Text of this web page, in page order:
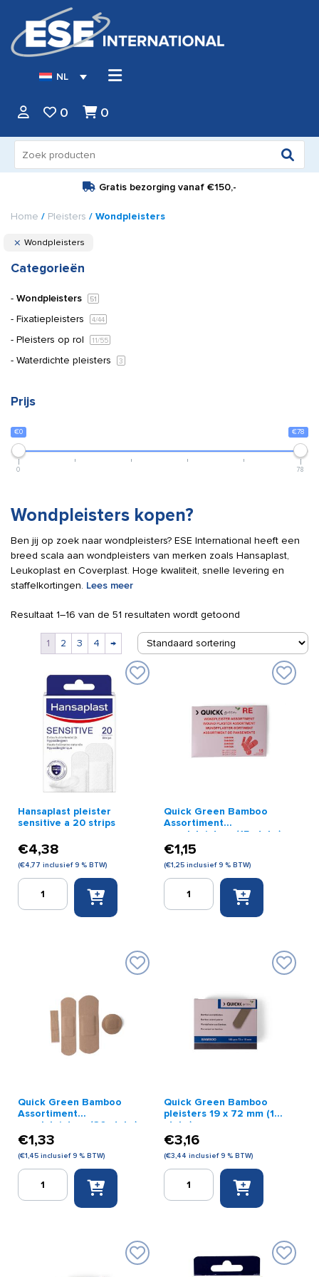
NL
0 0
naar:
Gratis bezorging vanaf €150,-
Home / Pleisters / Wondpleisters
Wondpleisters
Categorieën
Wondpleisters 51
Fixatiepleisters 4/44
Pleisters op rol 11/55
Waterdichte pleisters 3
Prijs
€0 €78
0 78
Wondpleisters kopen?
Ben jij op zoek naar wondpleisters? ESE International heeft een
breed scala aan wondpleisters van merken zoals Hansaplast,
Leukoplast en Coverplast. Hoge kwaliteit, snelle levering en
staffelkortingen. Lees meer
Resultaat 1–16 van de 51 resultaten wordt getoond
1 2 3 4 →
Hansaplast pleister
sensitive a 20 strips
€4,38
(€4,77 inclusief 9 % BTW)
Hansaplast
pleister
Quick Green Bamboo
Assortiment
wondpleisters (15 stuks)
€1,15
(€1,25 inclusief 9 % BTW)
Quick
Green
Quick Green Bamboo
Assortiment
wondpleisters (30 stuks)
€1,33
(€1,45 inclusief 9 % BTW)
Quick
Green
Quick Green Bamboo
pleisters 19 x 72 mm (100
stuks)
€3,16
(€3,44 inclusief 9 % BTW)
Quick
Green